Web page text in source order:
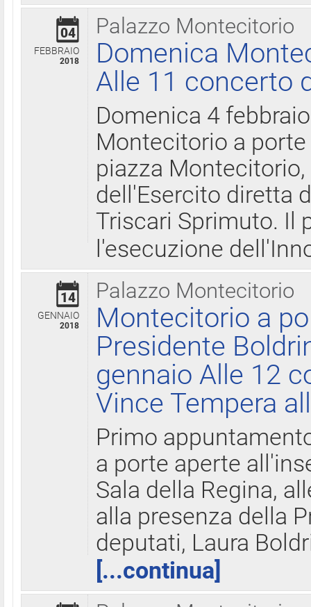
Palazzo Montecitorio
04
FEBBRAIO
2018
Domenica
Alle 11 concerto
Domenica 4
Montecitorio a
piazza
dell'Esercito diretta
Triscari Sprimuto. Il
l'esecuzione
Palazzo Montecitorio
14
GENNAIO
2018
Montecitorio a
Presidente
gennaio Alle 12
Vince Tempera
Primo
a porte aperte
Sala della Regina,
alla presenza della
deputati, Laura
[...continua]